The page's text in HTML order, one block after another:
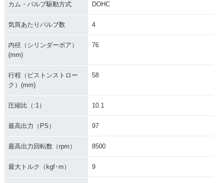
カム・バルブ駆動方式 DOHC
気筒あたりバルブ数 4
内径（シリンダーボア）
(mm)
76
行程（ピストンストロー
ク）(mm)
58
圧縮比（:1） 10.1
最高出力（PS） 97
最高出力回転数（rpm） 8500
最大トルク（kgf･m） 9